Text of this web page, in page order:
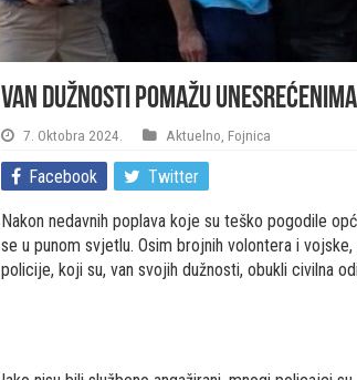
Van dužnosti pomažu
7. Oktobra 2024. Aktuelno Fojnica
Facebook Twitter
Nakon nedavnih poplava koje su teško pogodile
se u punom svjetlu. Osim brojnih volontera i
policije, koji su, van svojih dužnosti, obukli civilna